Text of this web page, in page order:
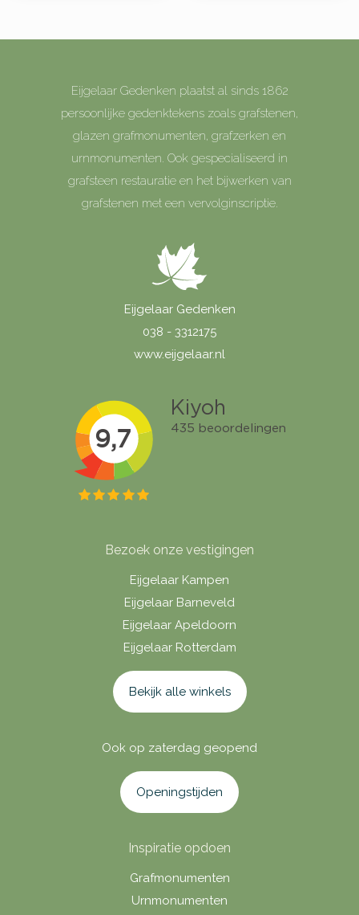
Eijgelaar Gedenken plaatst al sinds 1862
persoonlijke gedenktekens zoals grafstenen,
glazen grafmonumenten, grafzerken en
urnmonumenten. Ook gespecialiseerd in
grafsteen restauratie en het bijwerken van
grafstenen met een vervolginscriptie.
Eijgelaar Gedenken
038 - 3312175
www.eijgelaar.nl
Bezoek onze vestigingen
Eijgelaar Kampen
Eijgelaar Barneveld
Eijgelaar Apeldoorn
Eijgelaar Rotterdam
Bekijk alle winkels
Ook op zaterdag geopend
Openingstijden
Inspiratie opdoen
Grafmonumenten
Urnmonumenten